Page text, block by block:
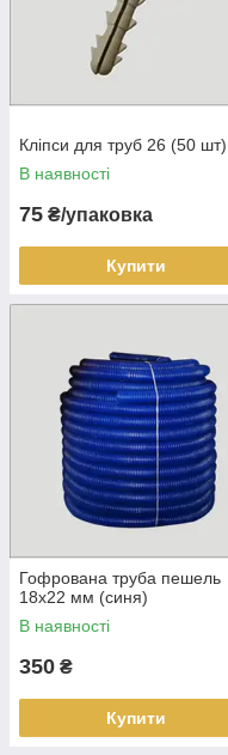
Кліпси для труб 26 (50 шт)
В наявності
75 ₴/упаковка
Купити
Гофрована труба пешель
18х22 мм (синя)
В наявності
350 ₴
Купити